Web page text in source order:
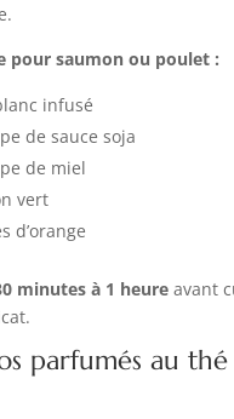
pour saumon ou poulet :
infusé
de sauce soja
de miel
vert
d’orange
minutes à 1 heureavant
parfumés au thé